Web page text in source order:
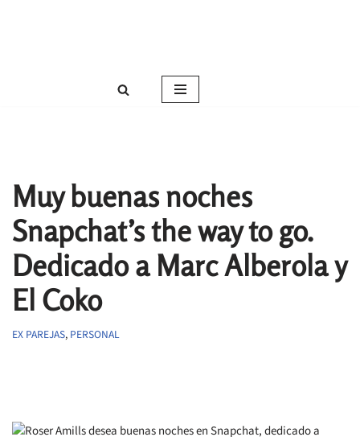
Muy buenas noches
Snapchat’s the way to go.
Dedicado a Marc Alberola y
El Coko
EX PAREJAS, PERSONAL